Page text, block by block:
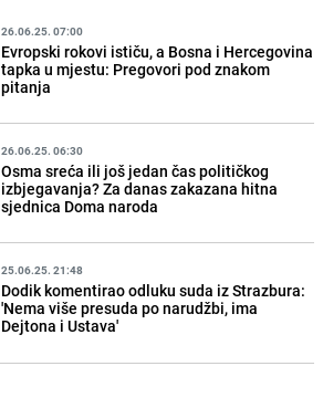
26.06.25. 07:00
Evropski rokovi ističu, a Bosna i Hercegovina
tapka u mjestu: Pregovori pod znakom
pitanja
26.06.25. 06:30
Osma sreća ili još jedan čas političkog
izbjegavanja? Za danas zakazana hitna
sjednica Doma naroda
25.06.25. 21:48
Dodik komentirao odluku suda iz Strazbura:
'Nema više presuda po narudžbi, ima
Dejtona i Ustava'